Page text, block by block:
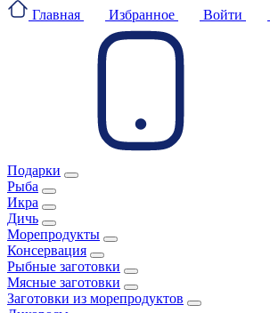
Главная Избранное Войти
Подарки
Рыба
Икра
Дичь
Морепродукты
Консервация
Рыбные заготовки
Мясные заготовки
Заготовки из морепродуктов